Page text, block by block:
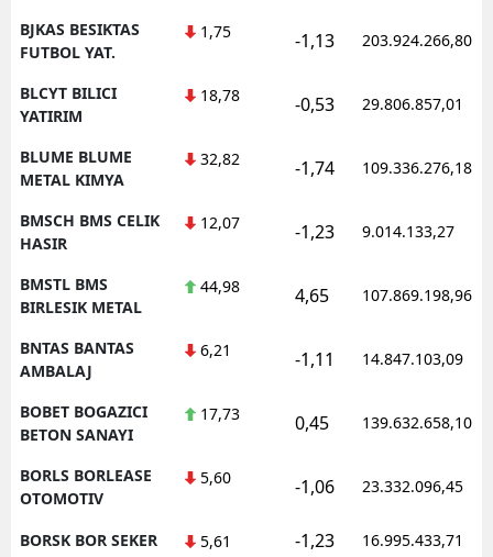
BJKAS BESIKTAS
FUTBOL YAT.
1,75 -1,13 203.924.266,80
BLCYT BILICI
YATIRIM
18,78 -0,53 29.806.857,01
BLUME BLUME
METAL KIMYA
32,82 -1,74 109.336.276,18
BMSCH BMS CELIK
HASIR
12,07 -1,23 9.014.133,27
BMSTL BMS
BIRLESIK METAL
44,98 4,65 107.869.198,96
BNTAS BANTAS
AMBALAJ
6,21 -1,11 14.847.103,09
BOBET BOGAZICI
BETON SANAYI
17,73 0,45 139.632.658,10
BORLS BORLEASE
OTOMOTIV
5,60 -1,06 23.332.096,45
BORSK BOR SEKER 5,61 -1,23 16.995.433,71